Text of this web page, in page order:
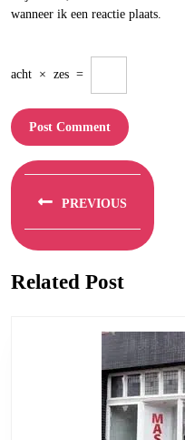
wanneer ik een reactie plaats.
acht × zes =
Berichtnavigatie
PREVIOUS
post:
Related Post